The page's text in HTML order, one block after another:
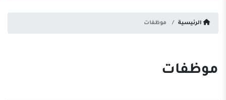
الرئيسية موظفات
موظفات